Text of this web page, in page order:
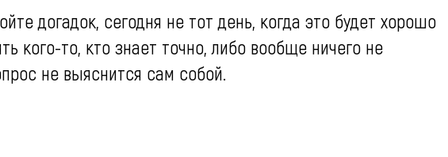
догадок, сегодня не тот день, когда это будет хорошо
кого-то, кто знает точно, либо вообще ничего не
не выяснится сам собой.